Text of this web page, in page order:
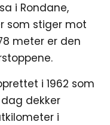
i Rondane,
som stiger mot
meter er den
i 1962 som
dekker
i